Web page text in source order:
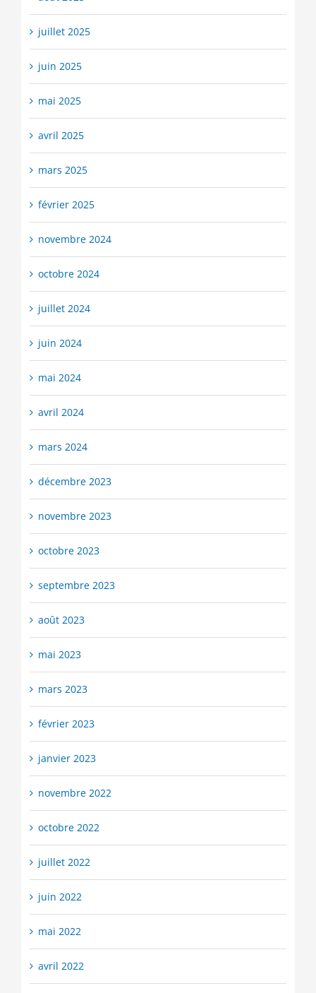
juillet 2025
juin 2025
mai 2025
avril 2025
mars 2025
février 2025
novembre 2024
octobre 2024
juillet 2024
juin 2024
mai 2024
avril 2024
mars 2024
décembre 2023
novembre 2023
octobre 2023
septembre 2023
août 2023
mai 2023
mars 2023
février 2023
janvier 2023
novembre 2022
octobre 2022
juillet 2022
juin 2022
mai 2022
avril 2022